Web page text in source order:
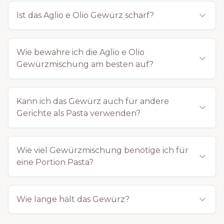
den Abruzzen, wo Italiener das einfache Gericht aus
Knoblauch,Olivenöl und Chili perfektionierten.
Ursprünglich nur aus diesen Basiszutaten bestehend,
Peperoncini erweitert. Unsere Mischung bringt diesen
klassischen Geschmack zu dir, mit dem gewissen Etwas
für alle, die Tradition und Würze lieben. Eine sorgfältig
abgestimmte Gewürzzubereitung aus Knoblauch,
Authentizität des Gerichts.
Die Zutaten im Detail – Ein
Fest für die Sinne
Ist das Aglio e Olio Gewürz scharf?
Wie bewahre ich die Aglio e Olio
Gewürzmischung am besten auf?
Kann ich das Gewürz auch für andere
Gerichte als Pasta verwenden?
Wie viel Gewürzmischung benötige ich für
eine Portion Pasta?
Wie lange hält das Gewürz?